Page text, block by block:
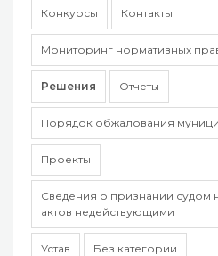
Конкурсы Контакты
Мониторинг нормативных
Решения Отчеты
Порядок обжалования
Проекты
Сведения о признании судом
актов недействующими
Устав Без категории